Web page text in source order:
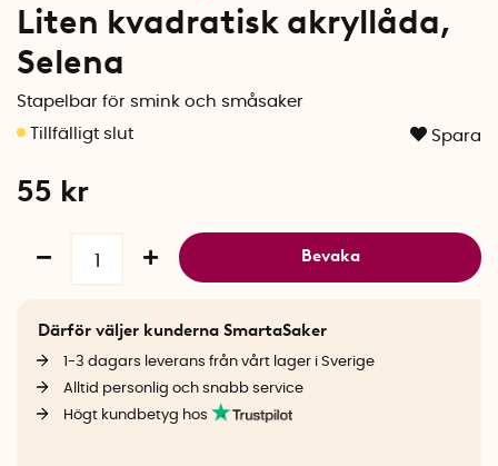
Liten kvadratisk akryllåda,
Selena
Stapelbar för smink och småsaker
Spara
55 kr
Bevaka
Därför väljer kunderna SmartaSaker
1-3 dagars leverans från vårt lager i Sverige
Alltid personlig och snabb service
Högt kundbetyg hos